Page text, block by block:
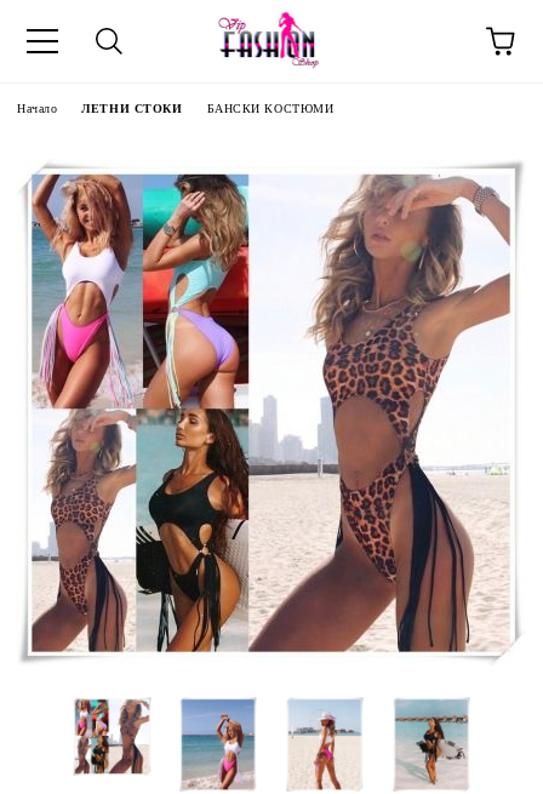
Начало ЛЕТНИ СТОКИ БАНСКИ КОСТЮМИ